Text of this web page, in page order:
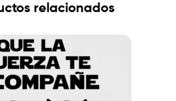
relacionados